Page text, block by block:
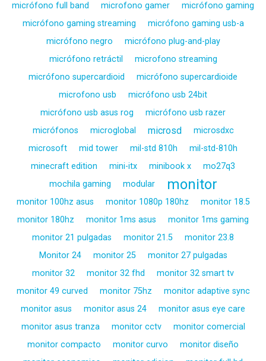
micrófono full band
microfono gamer
micrófono gaming
micrófono gaming streaming
micrófono gaming usb-a
micrófono negro
micrófono plug-and-play
micrófono retráctil
microfono streaming
micrófono supercardioid
micrófono supercardioide
microfono usb
micrófono usb 24bit
micrófono usb asus rog
micrófono usb razer
micrófonos
microglobal microsd
microsdxc
microsoft
mid tower mil-std 810h
mil-std-810h
minecraft edition
mini-itx minibook x
mo27q3
mochila gaming
modular monitor
monitor 100hz asus monitor 1080p 180hz
monitor 18.5
monitor 180hz
monitor 1ms asus
monitor 1ms gaming
monitor 21 pulgadas
monitor 21.5
monitor 23.8
Monitor 24
monitor 25
monitor 27 pulgadas
monitor 32
monitor 32 fhd
monitor 32 smart tv
monitor 49 curved
monitor 75hz
monitor adaptive sync
monitor asus
monitor asus 24
monitor asus eye care
monitor asus tranza
monitor cctv
monitor comercial
monitor compacto
monitor curvo
monitor diseño